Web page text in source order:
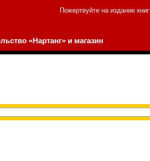
Пожертвуйте на издание книг
«Нартанг» и магазин